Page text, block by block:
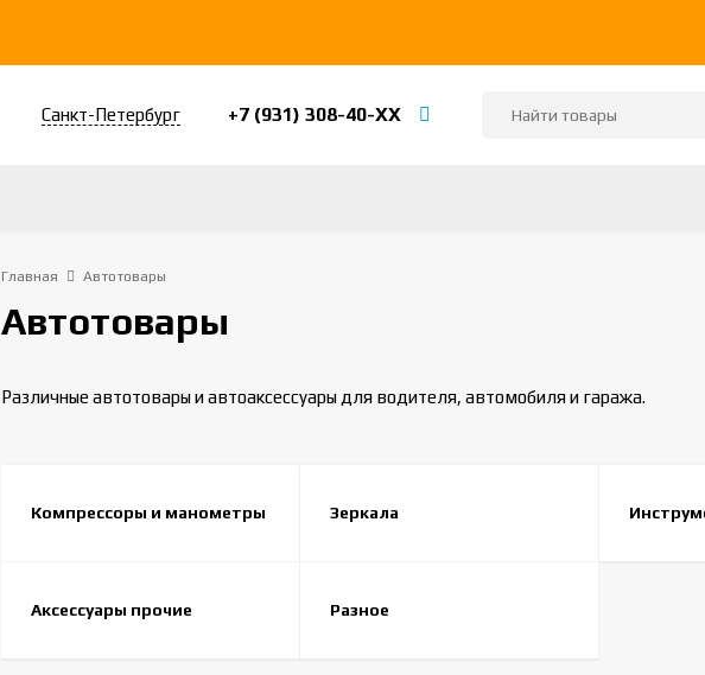
Санкт-Петербург +7 (931) 308-40-ХХ
Главная Автотовары
Автотовары
Различные автотовары и автоаксессуары для водителя, автомобиля и гаража.
Компрессоры и манометры Зеркала
Аксессуары прочие Разное